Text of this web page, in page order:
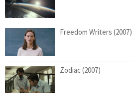
Freedom Writers (2007)
Zodiac (2007)